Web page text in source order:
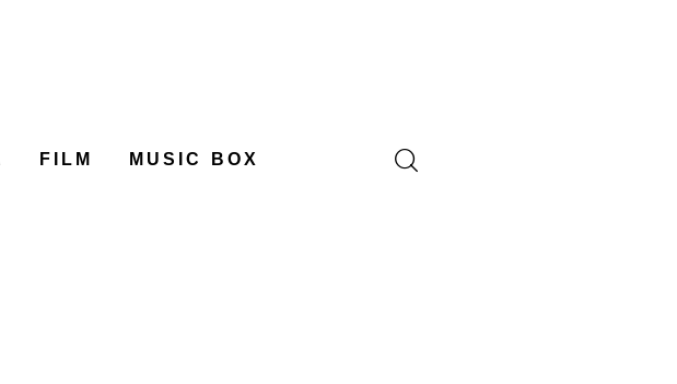
FILM MUSIC BOX